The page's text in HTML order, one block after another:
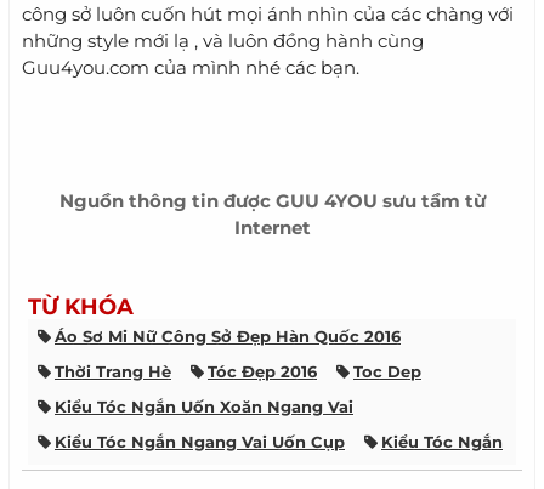
công sở luôn cuốn hút mọi ánh nhìn của các chàng với
những style mới lạ , và luôn đồng hành cùng
Guu4you.com của mình nhé các bạn.
Nguồn thông tin được GUU 4YOU sưu tầm từ
Internet
TỪ KHÓA
Áo Sơ Mi Nữ Công Sở Đẹp Hàn Quốc 2016
Thời Trang Hè
Tóc Đẹp 2016
Toc Dep
Kiểu Tóc Ngắn Uốn Xoăn Ngang Vai
Kiểu Tóc Ngắn Ngang Vai Uốn Cụp
Kiểu Tóc Ngắn
Tóc Nhuộm Màu Hạt Dẻ Đẹp
Kiểu Tóc Nữ Đẹp